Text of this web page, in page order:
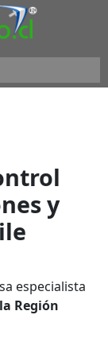
y
especialista
Región